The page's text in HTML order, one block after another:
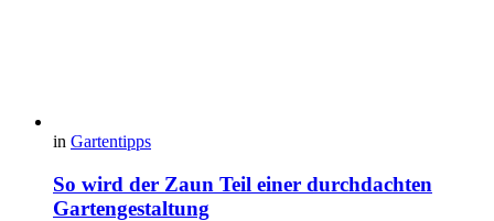
in Gartentipps
So wird der Zaun Teil einer durchdachten
Gartengestaltung